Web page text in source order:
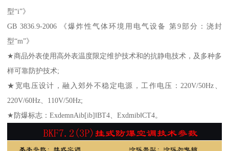
型“i”》
GB 3836.9-2006 《爆炸性气体环境用电气设备 第9部分：浇封
型“m”》
★商品外表使用高外表温度限定维护技术和的抗静电技术，及多种多
样可靠防护技术;
★宽电压设计，融入郊外不稳定电源，工作电压：220V/50Hz、
220V/60Hz、110V/50Hz;
★防爆标志：ExdemnAib[ib]‖BT4、Exdmib‖CT4。